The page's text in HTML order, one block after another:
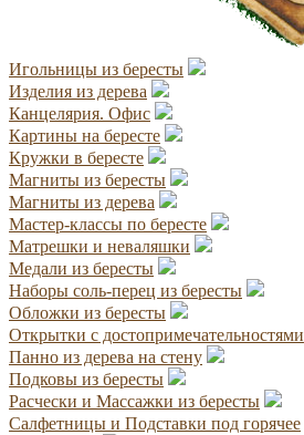
Игольницы из бересты
Изделия из дерева
Канцелярия. Офис
Картины на бересте
Кружки в бересте
Магниты из бересты
Магниты из дерева
Мастер-классы по бересте
Матрешки и неваляшки
Медали из бересты
Наборы соль-перец из бересты
Обложки из бересты
Открытки с достопримечательностями
Панно из дерева на стену
Подковы из бересты
Расчески и Массажки из бересты
Салфетницы и Подставки под горячее